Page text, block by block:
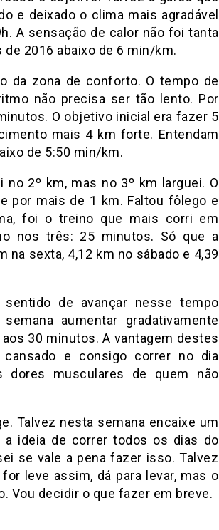
e deixado o clima mais agradável
A sensação de calor não foi tanta
2016 abaixo de 6 min/km.
da zona de conforto. O tempo de
não precisa ser tão lento. Por
O objetivo inicial era fazer 5
mais 4 km forte. Entendam
de 5:50 min/km.
2º km, mas no 3º km larguei. O
por mais de 1 km. Faltou fôlego e
foi o treino que mais corri em
nos três: 25 minutos. Só que a
na sexta, 4,12 km no sábado e 4,39
de avançar nesse tempo
aumentar gradativamente
30 minutos. A vantagem destes
e consigo correr no dia
dores musculares de quem não
Talvez nesta semana encaixe um
a ideia de correr todos os dias do
se vale a pena fazer isso. Talvez
leve assim, dá para levar, mas o
Vou decidir o que fazer em breve.